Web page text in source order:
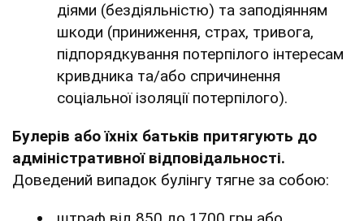
діями (бездіяльністю) та заподіянням
шкоди (приниження, страх, тривога,
підпорядкування потерпілого інтересам
кривдника та/або спричинення
соціальної ізоляції потерпілого).
Булерів або їхніх батьків притягують до
адміністративної відповідальності.
Доведений випадок булінгу тягне за собою: